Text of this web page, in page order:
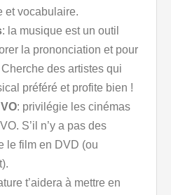
et vocabulaire.
: la musique est un outil
la prononciation et pour
des artistes qui
préféré et profite bien !
: privilégie les cinémas
S’il n’y a pas des
le film en DVD (ou
t’aidera à mettre en